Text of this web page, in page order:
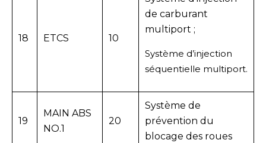
18 ETCS 10
de carburant
multiport ;
Système d’injection
séquentielle multiport.
19
MAIN ABS
NO.1
20
Système de
prévention du
blocage des roues